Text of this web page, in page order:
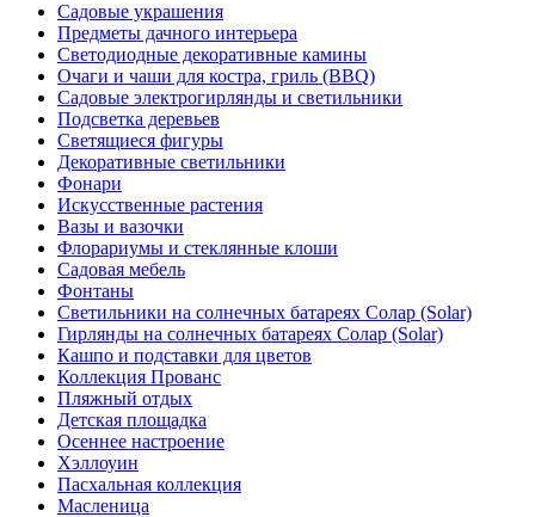
Садовые украшения
Предметы дачного интерьера
Светодиодные декоративные камины
Очаги и чаши для костра, гриль (BBQ)
Садовые электрогирлянды и светильники
Подсветка деревьев
Светящиеся фигуры
Декоративные светильники
Фонари
Искусственные растения
Вазы и вазочки
Флорариумы и стеклянные клоши
Садовая мебель
Фонтаны
Светильники на солнечных батареях Солар (Solar)
Гирлянды на солнечных батареях Солар (Solar)
Кашпо и подставки для цветов
Коллекция Прованс
Пляжный отдых
Детская площадка
Осеннее настроение
Хэллоуин
Пасхальная коллекция
Масленица